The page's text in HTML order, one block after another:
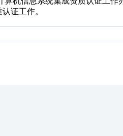
证工作。